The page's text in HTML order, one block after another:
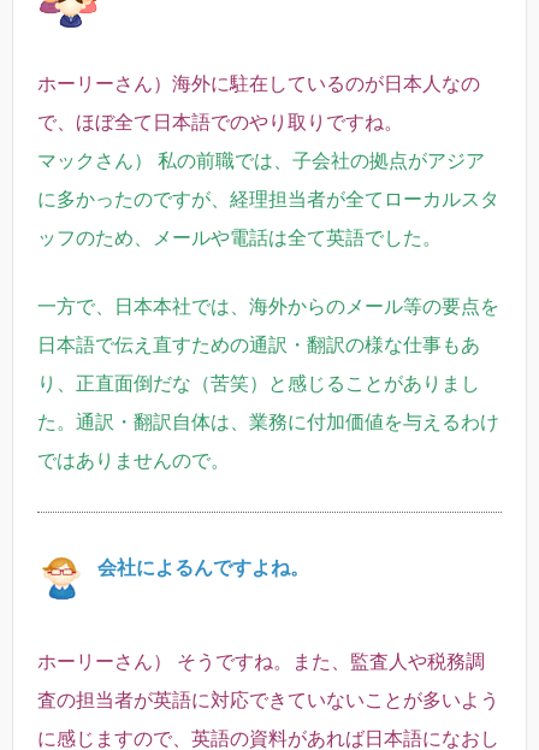
ホーリーさん）海外に駐在しているのが日本人なの
で、ほぼ全て日本語でのやり取りですね。
マックさん） 私の前職では、子会社の拠点がアジア
に多かったのですが、経理担当者が全てローカルスタ
ッフのため、メールや電話は全て英語でした。
一方で、日本本社では、海外からのメール等の要点を
日本語で伝え直すための通訳・翻訳の様な仕事もあ
り、正直面倒だな（苦笑）と感じることがありまし
た。通訳・翻訳自体は、業務に付加価値を与えるわけ
ではありませんので。
会社によるんですよね。
ホーリーさん） そうですね。また、監査人や税務調
査の担当者が英語に対応できていないことが多いよう
に感じますので、英語の資料があれば日本語になおし